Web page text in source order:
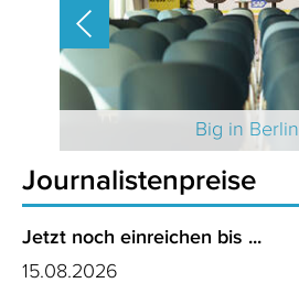
Big in Berlin
Journalistenpreise
Jetzt noch einreichen bis ...
15.08.2026